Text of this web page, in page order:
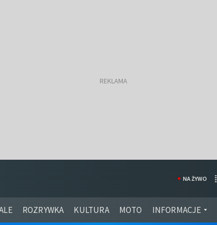
ROZRYWKA KULTURA MOTO INFORMACJE
NA ŻYWO